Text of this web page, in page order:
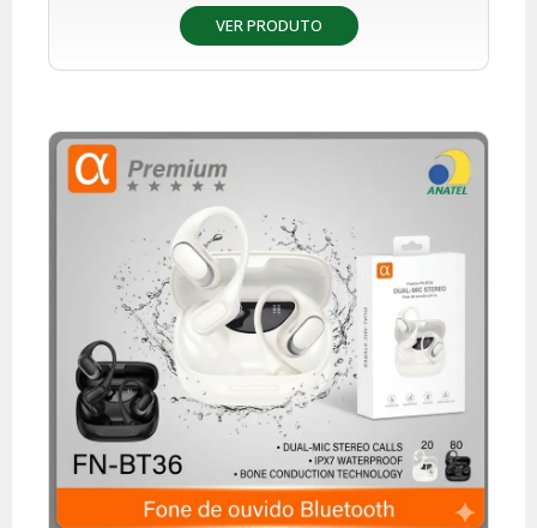
VER PRODUTO